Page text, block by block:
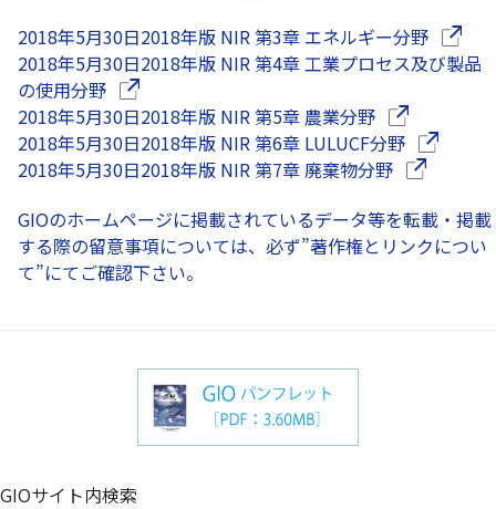
2018年5月30日2018年版 NIR 第3章 エネルギー分野（別ウ
2018年5月30日2018年版 NIR 第4章 工業プロセス及び製品
の使用分野（別ウインドウで開きます）
2018年5月30日2018年版 NIR 第5章 農業分野（別ウインド
2018年5月30日2018年版 NIR 第6章 LULUCF分野（別ウイ
2018年5月30日2018年版 NIR 第7章 廃棄物分野（別ウイン
GIOのホームページに掲載されているデータ等を転載・掲載
する際の留意事項については、必ず”著作権とリンクについ
て”にてご確認下さい。
GIOサイト内検索